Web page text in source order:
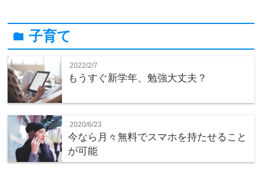
folder子育て
2022/2/7
もうすぐ新学年、勉強大丈夫？
2020/6/23
今なら月々無料でスマホを持たせること
が可能